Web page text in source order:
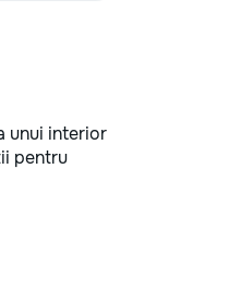
unui interior
pentru